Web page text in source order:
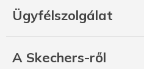
Ügyfélszolgálat
A Skechers-ről